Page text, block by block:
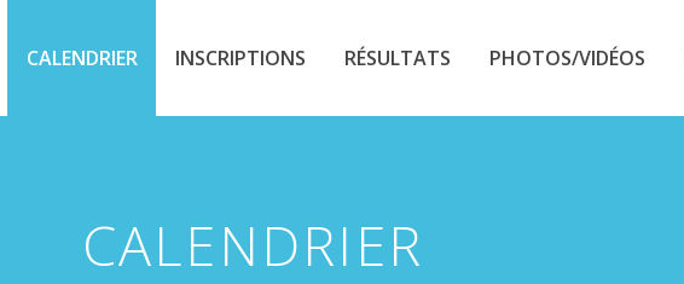
CALENDRIER INSCRIPTIONS RÉSULTATS PHOTOS/VIDÉOS
CALENDRIER